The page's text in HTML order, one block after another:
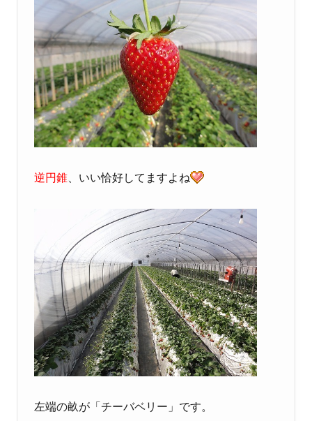
逆円錐 、いい恰好してますよね
左端の畝が「チーバベリー」です。